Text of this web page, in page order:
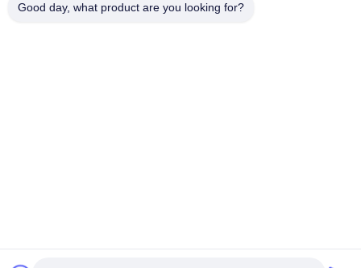
2021-2026 Wuxi Grace Environmental Technology CO,.LTD Alle
Good day, what product are you looking for?